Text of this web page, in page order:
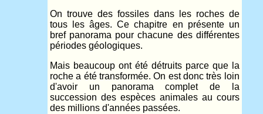
On trouve des fossiles dans les roches de
tous les âges. Ce chapitre en présente un
bref panorama pour chacune des différentes
périodes géologiques.
Mais beaucoup ont été détruits parce que la
roche a été transformée. On est donc très loin
d'avoir un panorama complet de la
succession des espèces animales au cours
des millions d'années passées.